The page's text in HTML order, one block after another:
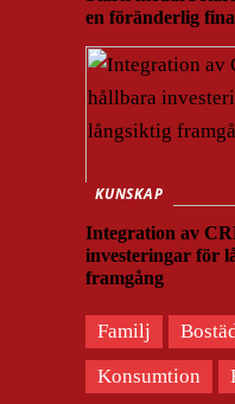
en föränderlig
KUNSKAP
Integration av
investeringar för
framgång
Familj
Konsumtion